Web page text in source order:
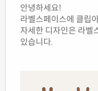
안녕하세요!
라벨스페이스에 클립
자세한 디자인은 라벨
있습니다.